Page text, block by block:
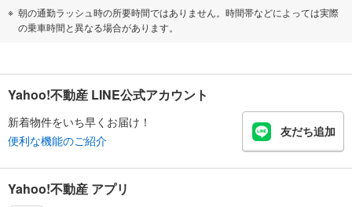
朝の通勤ラッシュ時の所要時間ではありません。時間帯などによっては実際
の乗車時間と異なる場合があります。
Yahoo!不動産 LINE公式アカウント
新着物件をいち早くお届け！
便利な機能のご紹介
友だち追加
Yahoo!不動産 アプリ